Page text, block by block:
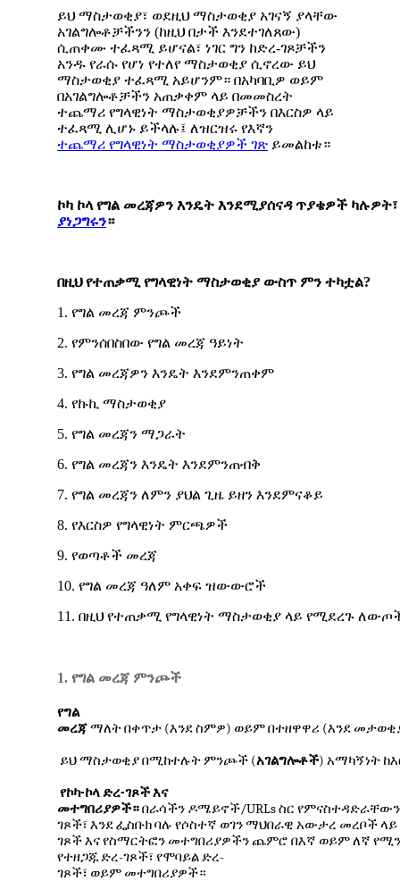
ይህ ማስታወቂያ፣ ወደዚህ ማስታወቂያ አገናኝ ያላቸው
አገልግሎቶቻችንን (ከዚህ በታች እንደተገለጸው)
ሲጠቀሙ ተፈጻሚ ይሆናል፣ ነገር ግን ከድረ-ገጾቻችን
አንዱ የራሱ የሆነ የተለየ ማስታወቂያ ሲኖረው ይህ
ማስታወቂያ ተፈጻሚ አይሆንም። በአካባቢዎ ወይም
በአገልግሎቶቻችን አጠቃቀም ላይ በመመስረት
ተጨማሪ የግላዊነት ማስታወቂያዎቻችን በእርስዎ ላይ
ተፈጻሚ ሊሆኑ ይችላሉ፤ ለዝርዝሩ የእኛን
ተጨማሪ የግላዊነት ማስታወቂያዎች ገጽ ይመልከቱ።
ኮካ ኮላ የግል መረጃዎን እንዴት እንደሚያሰናዳ ጥያቄዎች ካሉዎት፣
ያነጋግሩን።
በዚህ የተጠቃሚ የግላዊነት ማስታወቂያ ውስጥ ምን ተካቷል?
1. የግል መረጃ ምንጮች
2. የምንሰበስበው የግል መረጃ ዓይነት
3. የግል መረጃዎን እንዴት እንደምንጠቀም
4. የኩኪ ማስታወቂያ
5. የግል መረጃን ማጋራት
6. የግል መረጃን እንዴት እንደምንጠብቅ
7. የግል መረጃን ለምን ያህል ጊዜ ይዘን እንደምናቆይ
8. የእርስዎ የግላዊነት ምርጫዎች
9. የወጣቶች መረጃ
10. የግል መረጃ ዓለም አቀፍ ዝውውሮች
11. በዚህ የተጠቃሚ የግላዊነት ማስታወቂያ ላይ የሚደረጉ
1. የግል መረጃ ምንጮች
የግል
መረጃማለትበቀጥታ (እንደ ስምዎ) ወይምበተዘዋዋሪ (እንደ
ይህማስታወቂያበሚከተሉት ምንጮች (አገልግሎቶች) አማካኝነት
የኮካ-ኮላድረ-ገጾችእና
መተግበሪያዎች።በራሳችን ዶሜይኖች/URLsስር የምናስተዳድራቸውን
ገጾች፣ እንደ ፌስቡክባሉ የሶስተኛ ወገንማህበራዊ አውታረ መረቦችላይ
ገጾችእናየስማርትፎን መተግበሪያዎችን ጨምሮ በእኛ ወይምለኛ
የተዘጋጁድረ-ገጾች፣ የሞባይልድረ-
ገጾች፣ ወይም መተግበሪያዎች።